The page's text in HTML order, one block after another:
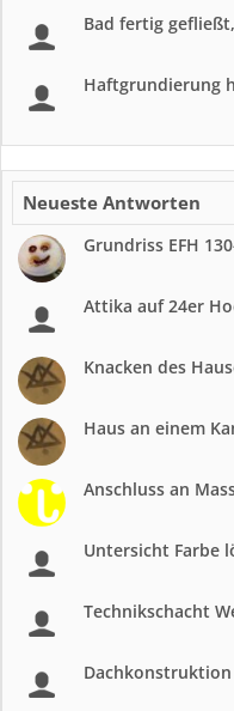
Bad fertig
Haftgrundierung
Neueste Antworten
Grundriss EFH
Attika auf 24er
Knacken des
Haus an einem
Anschluss an
Untersicht Farbe
Technikschacht